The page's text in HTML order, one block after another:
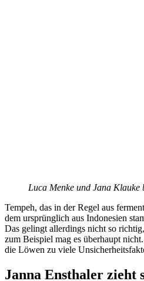
Luca Menke und Jana
Tempeh, das in der Regel aus
dem ursprünglich aus Indonesien
Das gelingt allerdings nicht so
zum Beispiel mag es überhaupt
die Löwen zu viele
Janna Ensthaler zieht